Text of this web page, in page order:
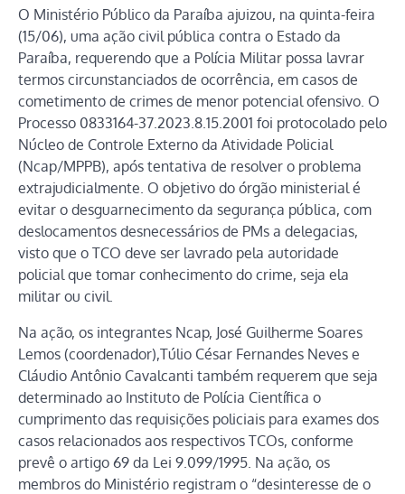
O Ministério Público da Paraíba ajuizou, na quinta-feira
(15/06), uma ação civil pública contra o Estado da
Paraíba, requerendo que a Polícia Militar possa lavrar
termos circunstanciados de ocorrência, em casos de
cometimento de crimes de menor potencial ofensivo. O
Processo 0833164-37.2023.8.15.2001 foi protocolado pelo
Núcleo de Controle Externo da Atividade Policial
(Ncap/MPPB), após tentativa de resolver o problema
extrajudicialmente. O objetivo do órgão ministerial é
evitar o desguarnecimento da segurança pública, com
deslocamentos desnecessários de PMs a delegacias,
visto que o TCO deve ser lavrado pela autoridade
policial que tomar conhecimento do crime, seja ela
militar ou civil.
Na ação, os integrantes Ncap, José Guilherme Soares
Lemos (coordenador),Túlio César Fernandes Neves e
Cláudio Antônio Cavalcanti também requerem que seja
determinado ao Instituto de Polícia Científica o
cumprimento das requisições policiais para exames dos
casos relacionados aos respectivos TCOs, conforme
prevê o artigo 69 da Lei 9.099/1995. Na ação, os
membros do Ministério registram o “desinteresse de o